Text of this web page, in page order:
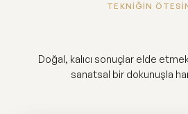
TEKNİĞİN
Doğal, kalıcı sonuçlar elde
sanatsal bir dokunuşla